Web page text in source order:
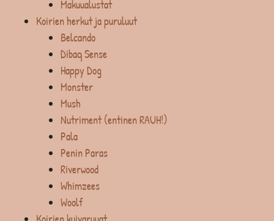
Makuualustat
Koirien herkut ja puruluut
Belcando
Dibaq Sense
Happy Dog
Monster
Mush
Nutriment (entinen RAUH!)
Pala
Penin Paras
Riverwood
Whimzees
Woolf